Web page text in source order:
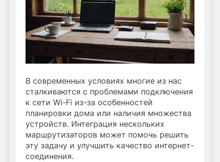
В современных условиях многие из нас
сталкиваются с проблемами подключения
к сети Wi-Fi из-за особенностей
планировки дома или наличия множества
устройств. Интеграция нескольких
маршрутизаторов может помочь решить
эту задачу и улучшить качество интернет-
соединения.